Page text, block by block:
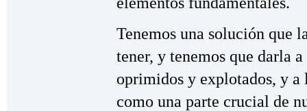
Tenemos una solución que
tener, y tenemos que darla
oprimidos y explotados, y a
como una parte crucial de